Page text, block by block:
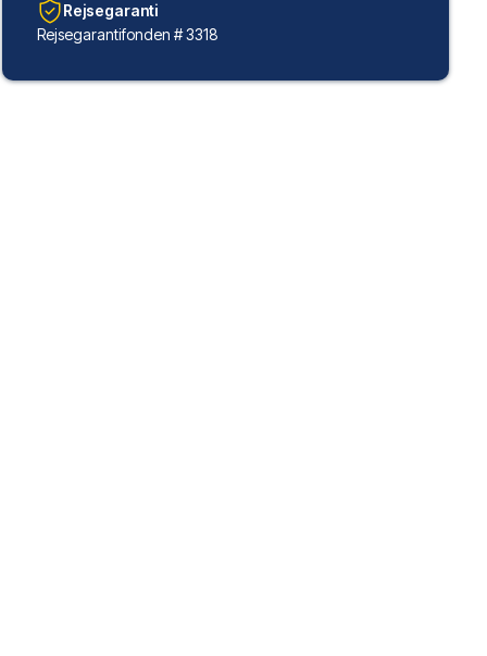
Rejsegaranti
Rejsegarantifonden # 3318